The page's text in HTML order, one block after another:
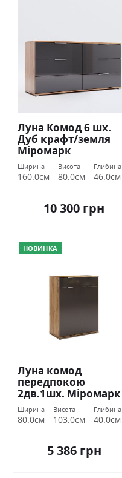
Луна Комод 6 шх.
Дуб крафт/земля
Міромарк
Ширина
160.0см
Висота
80.0см
Глибина
46.0см
10 300 грн
НОВИНКА
Луна комод
передпокою
2дв.1шх. Міромарк
Ширина
80.0см
Висота
103.0см
Глибина
40.0см
5 386 грн